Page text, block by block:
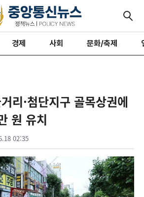
경제 사회 문화/축제
리·첨단지구 골목상권에
원 유치
02:35